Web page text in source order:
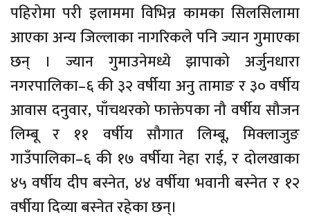
पहिरोमा परी इलाममा विभिन्न कामका सिलसिलामा
आएका अन्य जिल्लाका नागरिकले पनि ज्यान गुमाएका
छन् । ज्यान गुमाउनेमध्ये झापाको अर्जुनधारा
नगरपालिका–६ की ३२ वर्षीया अनु तामाङ र ३० वर्षीय
आवास दनुवार, पाँचथरको फाक्तेपका नौ वर्षीय सौजन
लिम्बू र ११ वर्षीय सौगात लिम्बू, मिक्लाजुङ
गाउँपालिका–६ की १७ वर्षीया नेहा राई, र दोलखाका
४५ वर्षीय दीप बस्नेत, ४४ वर्षीया भवानी बस्नेत र १२
वर्षीया दिव्या बस्नेत रहेका छन्।